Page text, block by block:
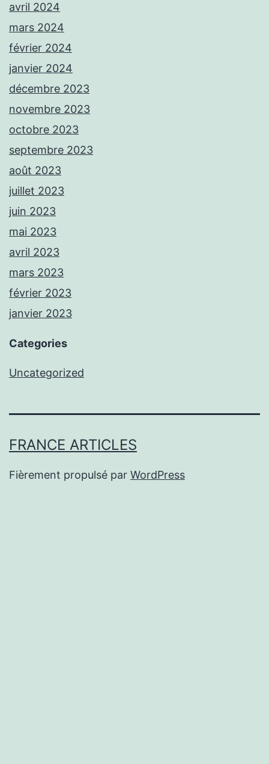
avril 2024
mars 2024
février 2024
janvier 2024
décembre 2023
novembre 2023
octobre 2023
septembre 2023
août 2023
juillet 2023
juin 2023
mai 2023
avril 2023
mars 2023
février 2023
janvier 2023
Categories
Uncategorized
FRANCE ARTICLES
Fièrement propulsé par WordPress